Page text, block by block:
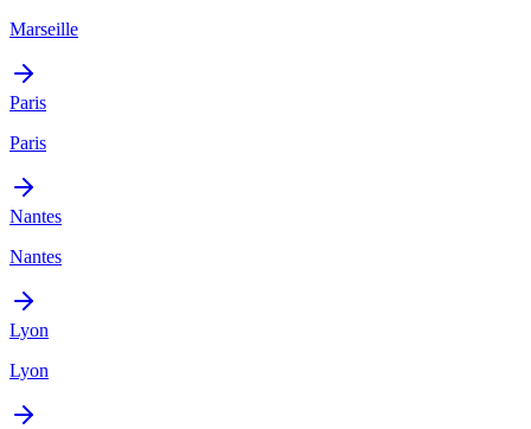
Marseille
Paris
Paris
Nantes
Nantes
Lyon
Lyon